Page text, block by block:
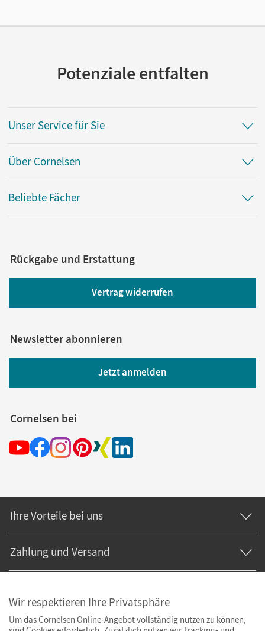
Potenziale entfalten
Unser Service für Sie
Über Cornelsen
Beliebte Fächer
Rückgabe und Erstattung
Vertrag widerrufen
Newsletter abonnieren
Jetzt anmelden
Cornelsen bei
Ihre Vorteile bei uns
Zahlung und Versand
Wir respektieren Ihre Privatsphäre
Um das Cornelsen Online-Angebot vollständig nutzen zu können,